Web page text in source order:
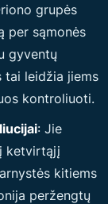
grupės
per sąmonės
gyventų
tai leidžia jiems
kontroliuoti.
: Jie
ketvirtąjį
kitiems
peržengtų